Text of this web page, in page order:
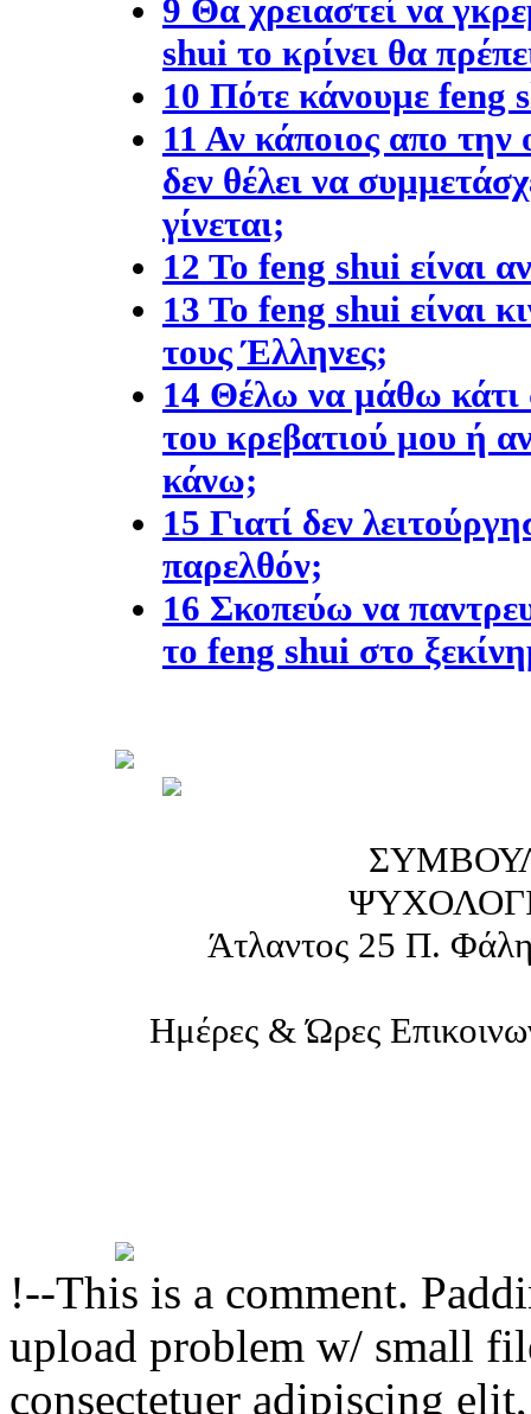
9 Θα χρειαστεί να
shui το κρίνει θα
10 Πότε κάνουμε feng
11 Αν κάποιος απο την
δεν θέλει να
γίνεται;
12 Το feng shui είναι
13 Το feng shui είναι
τους Έλληνες;
14 Θέλω να μάθω κάτι
του κρεβατιού μου ή
κάνω;
15 Γιατί δεν
παρελθόν;
16 Σκοπεύω να
το feng shui στο
Άτλαντος 25 Π.
Ημέρες & Ώρες
!--This is a comment.
upload problem w/ small
consectetuer adipiscing